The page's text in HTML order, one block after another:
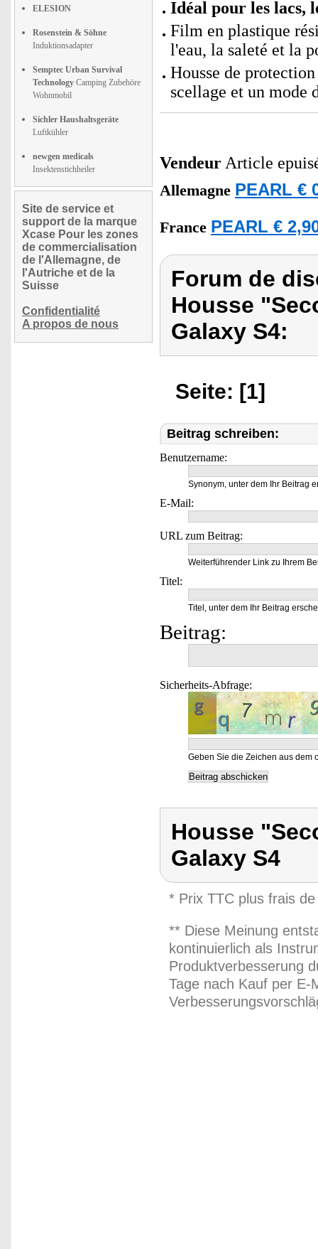
ELESION
Rosenstein & Söhne
Induktionsadapter
Semptec Urban Survival
Technology Camping Zubehöre
Wohnmobil
Sichler Haushaltsgeräte
Luftkühler
newgen medicals
Insektenstichheiler
Site de service et
support de la marque
Xcase Pour les zones
de commercialisation
de l'Allemagne, de
l'Autriche et de la
Suisse
Confidentialité
A propos de nous
Idéal pour les lacs,
Film en plastique
l'eau, la saleté et la
Housse de
scellage et un mode
Vendeur Article
Allemagne PEARL €
France PEARL €
Forum de
Housse
Galaxy S4:
Seite: [1]
Beitrag schreiben:
Benutzername:
Synonym, unter dem Ihr Beitrag
E-Mail:
URL zum Beitrag:
Weiterführender Link zu Ihrem
Titel:
Titel, unter dem Ihr Beitrag
Beitrag:
Sicherheits-Abfrage:
Geben Sie die Zeichen aus dem
Housse
Galaxy S4
* Prix TTC plus frais
** Diese Meinung
kontinuierlich als
Produktverbesserung
Tage nach Kauf per E-